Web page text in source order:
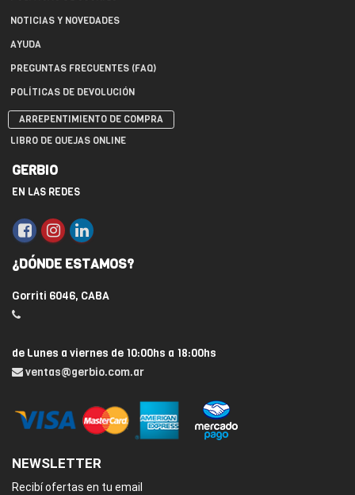
NOTICIAS Y NOVEDADES
AYUDA
PREGUNTAS FRECUENTES (FAQ)
POLÍTICAS DE DEVOLUCIÓN
ARREPENTIMIENTO DE COMPRA
LIBRO DE QUEJAS ONLINE
GERBIO
EN LAS REDES
¿DÓNDE ESTAMOS?
Gorriti 6046, CABA
de Lunes a viernes de 10:00hs a 18:00hs
ventas@gerbio.com.ar
NEWSLETTER
Recibí ofertas en tu email